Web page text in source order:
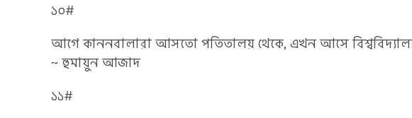
১০#
আগে কাননবালারা আসতো পতিতালয় থেকে, এখন আসে
~ হুমায়ুন আজাদ
১১#